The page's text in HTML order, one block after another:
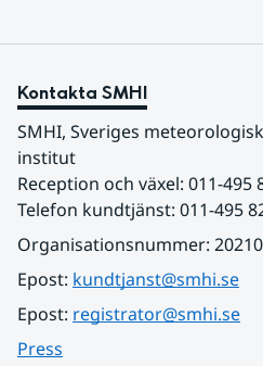
Kontakta SMHI
SMHI, Sveriges
institut
Reception och växel: 011-495
Telefon kundtjänst: 011-495
Organisationsnummer:
Epost: kundtjanst@smhi.se
Epost: registrator@smhi.se
Press